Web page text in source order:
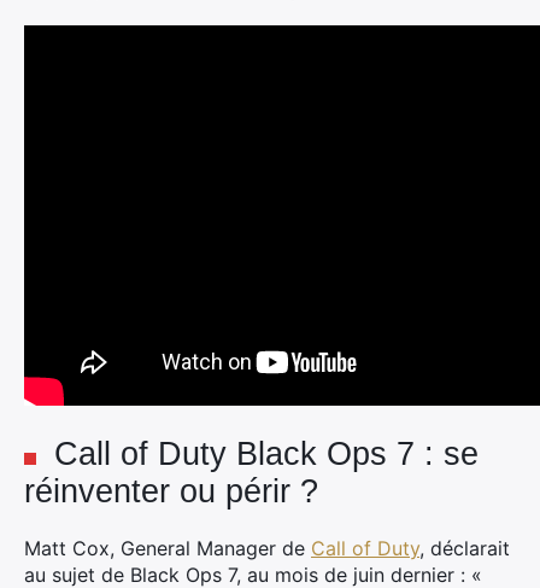
Call of Duty Black Ops 7 : se
réinventer ou périr ?
Matt Cox, General Manager de Call of Duty, déclarait
au sujet de Black Ops 7, au mois de juin dernier : «